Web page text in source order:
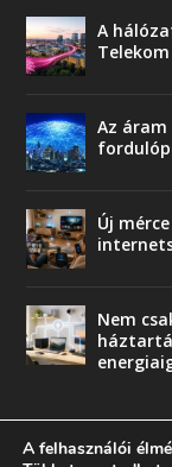
A
Az áram
Új
Nem
A felhasználói